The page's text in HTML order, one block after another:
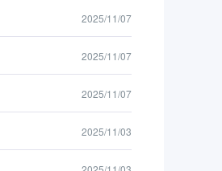
2025/11/07
2025/11/07
2025/11/07
2025/11/03